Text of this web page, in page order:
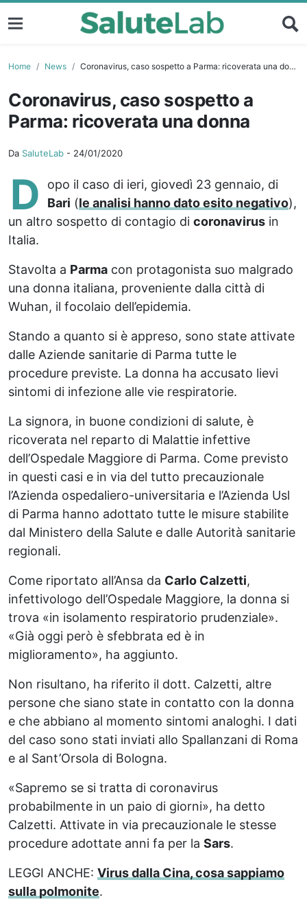
Home News Coronavirus, caso sospetto a Parma: ricoverata una donna
Coronavirus, caso sospetto a
Parma: ricoverata una donna
Da SaluteLab - 24/01/2020
D
opo il caso di ieri, giovedì 23 gennaio, di
Bari (le analisi hanno dato esito negativo),
un altro sospetto di contagio di coronavirus in
Italia.
Stavolta a Parma con protagonista suo malgrado
una donna italiana, proveniente dalla città di
Wuhan, il focolaio dell’epidemia.
Stando a quanto si è appreso, sono state attivate
dalle Aziende sanitarie di Parma tutte le
procedure previste. La donna ha accusato lievi
sintomi di infezione alle vie respiratorie.
La signora, in buone condizioni di salute, è
ricoverata nel reparto di Malattie infettive
dell’Ospedale Maggiore di Parma. Come previsto
in questi casi e in via del tutto precauzionale
l’Azienda ospedaliero-universitaria e l’Azienda Usl
di Parma hanno adottato tutte le misure stabilite
dal Ministero della Salute e dalle Autorità sanitarie
regionali.
Come riportato all’Ansa da Carlo Calzetti,
infettivologo dell’Ospedale Maggiore, la donna si
trova «in isolamento respiratorio prudenziale».
«Già oggi però è sfebbrata ed è in
miglioramento», ha aggiunto.
Non risultano, ha riferito il dott. Calzetti, altre
persone che siano state in contatto con la donna
e che abbiano al momento sintomi analoghi. I dati
del caso sono stati inviati allo Spallanzani di Roma
e al Sant’Orsola di Bologna.
«Sapremo se si tratta di coronavirus
probabilmente in un paio di giorni», ha detto
Calzetti. Attivate in via precauzionale le stesse
procedure adottate anni fa per la Sars.
LEGGI ANCHE: Virus dalla Cina, cosa sappiamo
sulla polmonite.